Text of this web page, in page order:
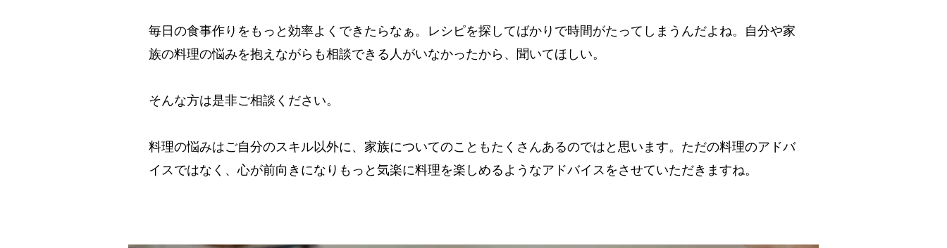
毎日の食事作りをもっと効率よくできたらなぁ。レシピを探してばかりで時間がたってしまうんだよね。自分や家
族の料理の悩みを抱えながらも相談できる人がいなかったから、聞いてほしい​。
そんな方は是非ご相談ください。
料理の悩みはご自分のスキル以外に、家族についてのこともたくさんあるのではと思います。ただの料理のアドバ
イスではなく、心が前向きになりもっと気楽に料理を楽しめるようなアドバイスをさせていただきますね。